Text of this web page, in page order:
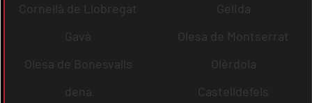
Cornellà de Llobregat
Gelida
Gavà
Olesa de Montserrat
Olesa de Bonesvalls
Olèrdola
dena
Castelldefels